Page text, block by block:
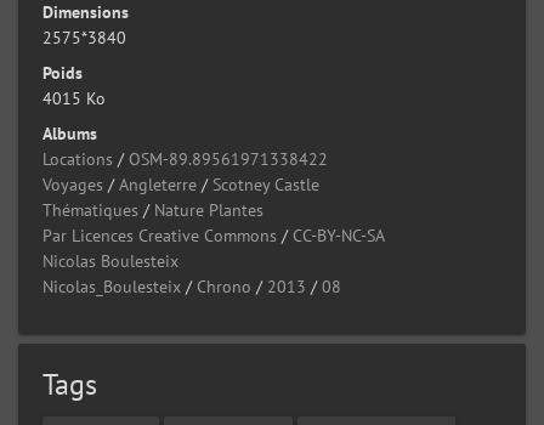
Dimensions
2575*3840
Poids
4015 Ko
Albums
Locations / OSM-89.89561971338422
Voyages /Angleterre / Scotney Castle
Thématiques / Nature Plantes
Par Licences Creative Commons / CC-BY-NC-SA
Nicolas Boulesteix
Nicolas_Boulesteix / Chrono / 2013 /08
Tags